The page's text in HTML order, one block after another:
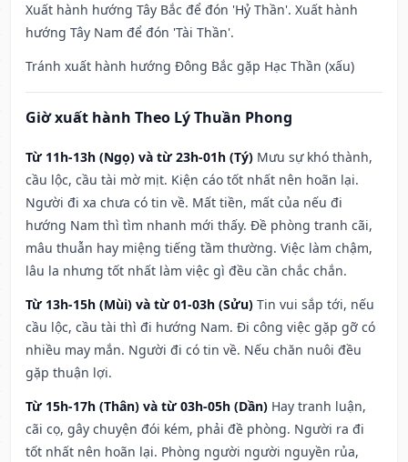
Xuất hành hướng Tây Bắc để đón 'Hỷ Thần'. Xuất hành
hướng Tây Nam để đón 'Tài Thần'.
Tránh xuất hành hướng Đông Bắc gặp Hạc Thần (xấu)
Giờ xuất hành Theo Lý Thuần Phong
Từ 11h-13h (Ngọ) và từ 23h-01h (Tý) Mưu sự khó thành,
cầu lộc, cầu tài mờ mịt. Kiện cáo tốt nhất nên hoãn lại.
Người đi xa chưa có tin về. Mất tiền, mất của nếu đi
hướng Nam thì tìm nhanh mới thấy. Đề phòng tranh cãi,
mâu thuẫn hay miệng tiếng tầm thường. Việc làm chậm,
lâu la nhưng tốt nhất làm việc gì đều cần chắc chắn.
Từ 13h-15h (Mùi) và từ 01-03h (Sửu) Tin vui sắp tới, nếu
cầu lộc, cầu tài thì đi hướng Nam. Đi công việc gặp gỡ có
nhiều may mắn. Người đi có tin về. Nếu chăn nuôi đều
gặp thuận lợi.
Từ 15h-17h (Thân) và từ 03h-05h (Dần) Hay tranh luận,
cãi cọ, gây chuyện đói kém, phải đề phòng. Người ra đi
tốt nhất nên hoãn lại. Phòng người người nguyền rủa,